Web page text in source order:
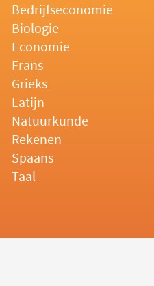
Bedrijfseconomie
Biologie
Economie
Frans
Grieks
Latijn
Natuurkunde
Rekenen
Spaans
Taal